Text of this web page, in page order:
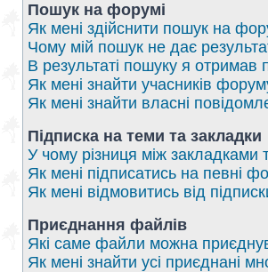
Пошук на форумі
Як мені здійснити пошук на
Чому мій пошук не дає
В результаті пошуку я отримав
Як мені знайти учасників
Як мені знайти власні
Підписка на теми та закладки
У чому різниця між закладками
Як мені підписатись на певні
Як мені відмовитись від
Приєднання файлів
Які саме файли можна
Як мені знайти усі приєднані